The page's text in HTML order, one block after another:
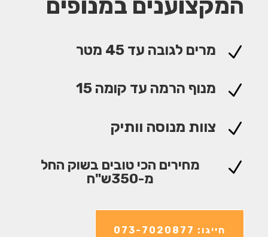
המקצוענים במנופים
N מרים לגובה עד 45 מטר
N מנוף הרמה עד קומה 15
N צוות מנוסה וותיק
N
מחירים הכי טובים בשוק החל
מ-350ש"ח
חייגו: 073-7020877